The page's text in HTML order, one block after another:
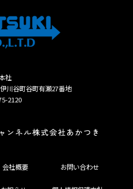
社
川谷町谷町有瀬27番地
2120
会社概要 お問い合わせ